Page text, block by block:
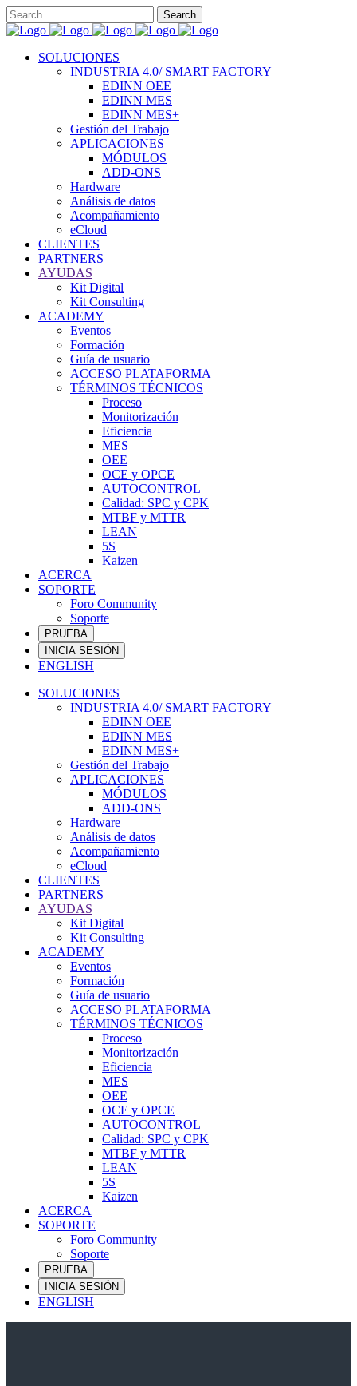
SOLUCIONES
INDUSTRIA 4.0/ SMART FACTORY
EDINN OEE
EDINN MES
EDINN MES+
Gestión del Trabajo
APLICACIONES
MÓDULOS
ADD-ONS
Hardware
Análisis de datos
Acompañamiento
eCloud
CLIENTES
PARTNERS
AYUDAS
Kit Digital
Kit Consulting
ACADEMY
Eventos
Formación
Guía de usuario
ACCESO PLATAFORMA
TÉRMINOS TÉCNICOS
Proceso
Monitorización
Eficiencia
MES
OEE
OCE y OPCE
AUTOCONTROL
Calidad: SPC y CPK
MTBF y MTTR
LEAN
5S
Kaizen
ACERCA
SOPORTE
Foro Community
Soporte
PRUEBA
INICIA SESIÓN
ENGLISH
SOLUCIONES
INDUSTRIA 4.0/ SMART FACTORY
EDINN OEE
EDINN MES
EDINN MES+
Gestión del Trabajo
APLICACIONES
MÓDULOS
ADD-ONS
Hardware
Análisis de datos
Acompañamiento
eCloud
CLIENTES
PARTNERS
AYUDAS
Kit Digital
Kit Consulting
ACADEMY
Eventos
Formación
Guía de usuario
ACCESO PLATAFORMA
TÉRMINOS TÉCNICOS
Proceso
Monitorización
Eficiencia
MES
OEE
OCE y OPCE
AUTOCONTROL
Calidad: SPC y CPK
MTBF y MTTR
LEAN
5S
Kaizen
ACERCA
SOPORTE
Foro Community
Soporte
PRUEBA
INICIA SESIÓN
ENGLISH